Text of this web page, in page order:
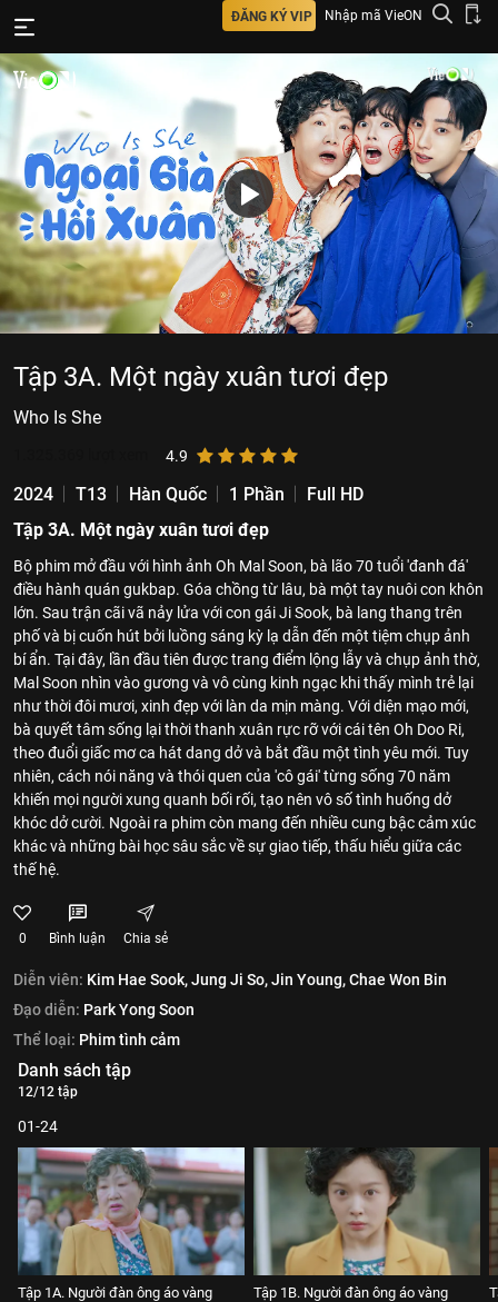
ĐĂNG KÝ VIP Nhập mã VieON
Tập 3A. Một ngày xuân tươi đẹp
Who Is She
4.9
2024 T13 Hàn Quốc 1 Phần
Full HD
Tập 3A. Một ngày xuân tươi đẹp
Bộ phim mở đầu với hình ảnh Oh Mal Soon, bà lão 70 tuổi 'đanh đá'
điều hành quán gukbap. Góa chồng từ lâu, bà một tay nuôi con khôn
lớn. Sau trận cãi vã nảy lửa với con gái Ji Sook, bà lang thang trên
phố và bị cuốn hút bởi luồng sáng kỳ lạ dẫn đến một tiệm chụp ảnh
bí ẩn. Tại đây, lần đầu tiên được trang điểm lộng lẫy và chụp ảnh thờ,
Mal Soon nhìn vào gương và vô cùng kinh ngạc khi thấy mình trẻ lại
như thời đôi mươi, xinh đẹp với làn da mịn màng. Với diện mạo mới,
bà quyết tâm sống lại thời thanh xuân rực rỡ với cái tên Oh Doo Ri,
theo đuổi giấc mơ ca hát dang dở và bắt đầu một tình yêu mới. Tuy
nhiên, cách nói năng và thói quen của 'cô gái' từng sống 70 năm
khiến mọi người xung quanh bối rối, tạo nên vô số tình huống dở
khóc dở cười. Ngoài ra phim còn mang đến nhiều cung bậc cảm xúc
khác và những bài học sâu sắc về sự giao tiếp, thấu hiểu giữa các
thế hệ.
0 Bình luận Chia sẻ
Diễn viên: Kim Hae Sook,Jung Ji So,Jin Young,Chae Won Bin
Đạo diễn: Park Yong Soon
Thể loại: Phim tình cảm
Danh sách tập
12/12 tập
01-24
Tập 1A. Người đàn ông áo vàng Tập 1B. Người đàn ông áo vàng